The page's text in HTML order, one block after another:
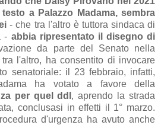
a Palazzo Madama, sembra
- che tra l'altro è tuttora sindaca di
- abbia ripresentato il disegno di
da parte del Senato nella
tra l'altro, ha consentito di invocare
senatoriale: il 23 febbraio, infatti,
ha votato a favore della
per quel ddl , aprendo la strada
conclusasi in effetti il 1° marzo.
d'urgenza ha avuto anche